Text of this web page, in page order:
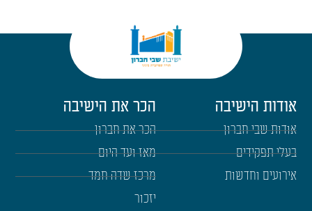
אודות הישיבה
אודות שבי חברון
בעלי תפקידים
אירועים וחדשות
הכר את הישיבה
הכר את חברון
מאז ועד היום
מרכז שדה חמד
יזכור